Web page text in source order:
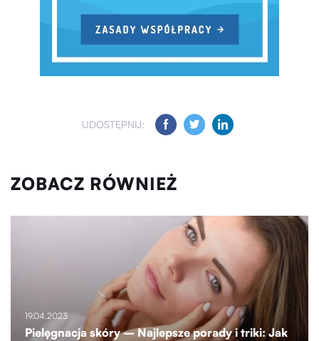
UDOSTĘPNIJ:
ZOBACZ RÓWNIEŻ
19.04.2023
Pielęgnacja skóry – Najlepsze porady i triki: Jak